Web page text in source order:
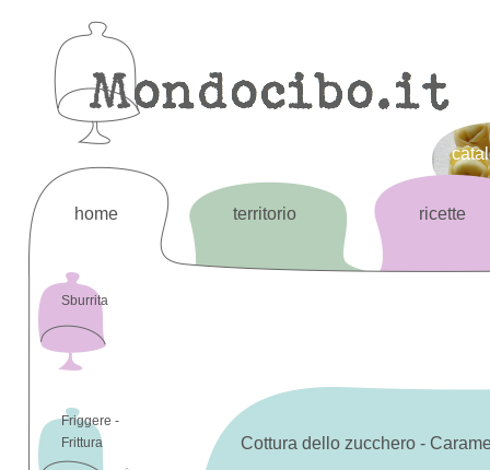
home territorio ricette
Sburrita
Friggere -
Frittura
Cottura dello zucchero -